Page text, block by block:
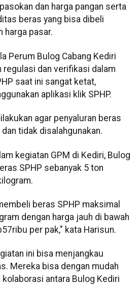
dan harga pangan serta
beras yang bisa dibeli
harga pasar.
Perum Bulog Cabang Kediri
regulasi dan verifikasi dalam
saat ini sangat ketat,
aplikasi klik SPHP.
agar penyaluran beras
tidak disalahgunakan.
kegiatan GPM di Kediri, Bulog
SPHP sebanyak 5 ton
beras SPHP maksimal
dengan harga jauh di bawah
per pak," kata Harisun.
ini bisa menjangkau
Mereka bisa dengan mudah
antara Bulog Kediri